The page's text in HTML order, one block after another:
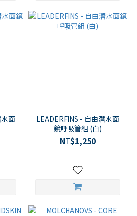
水面
LEADERFINS - 自由潛水面
鏡呼吸管組 (白)
NT$1,250